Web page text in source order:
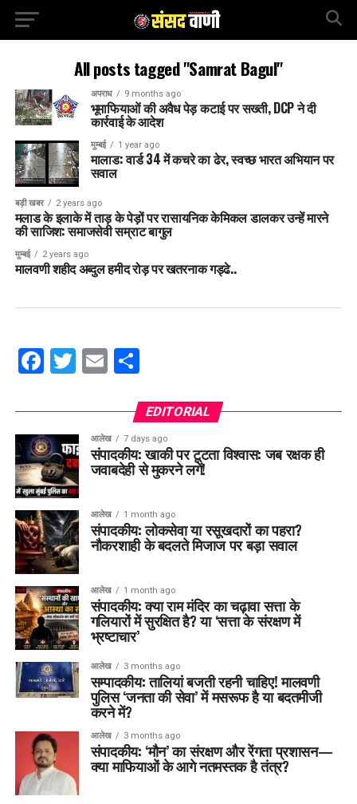
All posts tagged "Samrat Bagul"
अपराध 9 months ago
भूमाफियाओं की अवैध पेड़ कटाई पर सख्ती, DCP ने दी
कार्रवाई के आदेश
मुम्बई 1 year ago
मालाड: वार्ड 34 में कचरे का ढेर, स्वच्छ भारत अभियान पर
सवाल
बड़ी खबर 2 years ago
मलाड के इलाके में ताड़ के पेड़ों पर रासायनिक केमिकल डालकर उन्हें मारने
की साजिश: समाजसेवी सम्राट बागुल
मुम्बई 2 years ago
मालवणी शहीद अब्दुल हमीद रोड़ पर खतरनाक गड्ढे..
Facebook
Twitter
EmailShare
EDITORIAL
आलेख 7 days ago
संपादकीय: खाकी पर टूटता विश्वास: जब रक्षक ही
जवाबदेही से मुकरने लगें!
आलेख 1 month ago
संपादकीय: लोकसेवा या रसूखदारों का पहरा?
नौकरशाही के बदलते मिजाज पर बड़ा सवाल
आलेख 1 month ago
संपादकीय: क्या राम मंदिर का चढ़ावा सत्ता के
गलियारों में सुरक्षित है? या ‘सत्ता के संरक्षण में
भ्रष्टाचार’
आलेख 3 months ago
सम्पादकीय: तालियां बजती रहनी चाहिए! मालवणी
पुलिस ‘जनता की सेवा’ में मसरूफ है या बदतमीजी
करने में?
आलेख 3 months ago
संपादकीय: ‘मौन’ का संरक्षण और रेंगता प्रशासन—
क्या माफियाओं के आगे नतमस्तक है तंत्र?